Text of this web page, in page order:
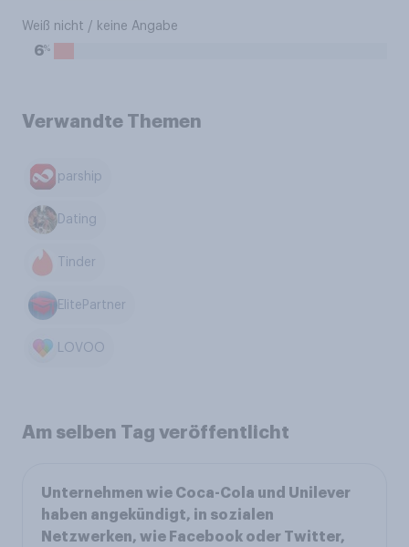
Weiß nicht / keine Angabe
6%
Verwandte Themen
parship
Dating
Tinder
ElitePartner
LOVOO
Am selben Tag veröffentlicht
Unternehmen wie Coca-Cola und Unilever
haben angekündigt, in sozialen
Netzwerken, wie Facebook oder Twitter,